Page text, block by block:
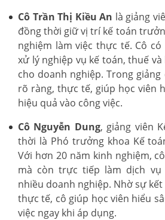
Cô Trần Thị Kiều An là giảng
đồng thời giữ vị trí kế toán
nghiệm làm việc thực tế. Cô
xử lý nghiệp vụ kế toán, thuế
cho doanh nghiệp. Trong
rõ ràng, thực tế, giúp học viên
hiệu quả vào công việc.
Cô Nguyễn Dung, giảng viên
thời là Phó trưởng khoa Kế
Với hơn 20 năm kinh nghiệm,
mà còn trực tiếp làm dịch
nhiều doanh nghiệp. Nhờ sự
thực tế, cô giúp học viên hiểu
việc ngay khi áp dụng.